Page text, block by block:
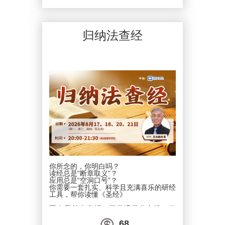
重寻自我定位的生命导向。
福音意义的人生。
日期：2026年9月12、19、26日、10月3
平台：ZOOM
费用：60新币/180马币
报名截止日期：2026年9月1日
PDPA * 在向我们提供您个人资料的同
时，就表示您已同意让新加坡圣经公会和
属下的各项事工按照本会网页上的隐私政
策来收集、使用您的个人信息数据。我们
会竭力只在所需的范围内使用所收集的数
据。
归纳法查经
你所念的，你明白吗？
读经总是“断章取义”？
应用总是“空洞口号”？
你需要一套扎实、科学且充满喜乐的研经
工具，帮你读懂《圣经》
王白磊长老亲授，四堂课带你实操、练
观察：发现细节，看清经文真相。